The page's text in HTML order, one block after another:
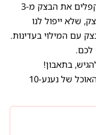
של העיגולים שמים את המלית. לאחר מכן, מקפלים את הבצק מ-3
שלא ייפול לנו
עם המילוי בעדינות.
בתאבון!
של נענע-10